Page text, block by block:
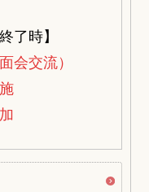
了時】
会交流）